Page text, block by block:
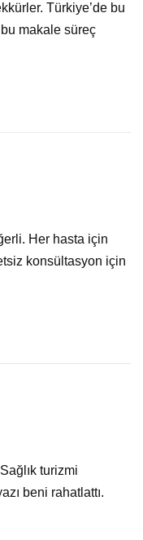
Türkiye’de bu
makale süreç
Her hasta için
konsültasyon için
turizmi
beni rahatlattı.